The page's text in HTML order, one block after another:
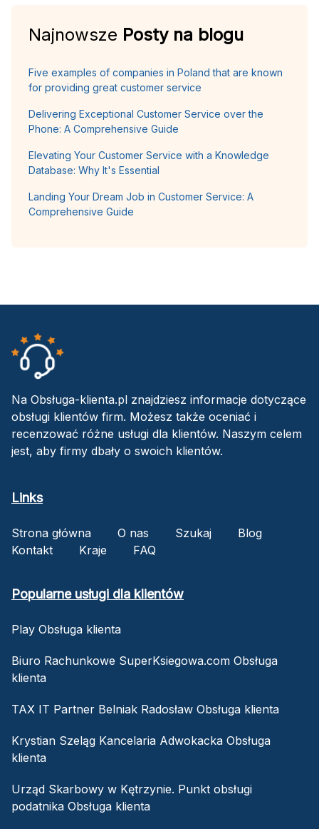
Najnowsze Posty na blogu
Five examples of companies in Poland that are known
for providing great customer service
Delivering Exceptional Customer Service over the
Phone: A Comprehensive Guide
Elevating Your Customer Service with a Knowledge
Database: Why It's Essential
Landing Your Dream Job in Customer Service: A
Comprehensive Guide
Na Obsługa-klienta.pl znajdziesz informacje dotyczące
obsługi klientów firm. Możesz także oceniać i
recenzować różne usługi dla klientów. Naszym celem
jest, aby firmy dbały o swoich klientów.
Links
Strona główna O nas Szukaj
Blog
Kontakt
Kraje FAQ
Popularne usługi dla klientów
Play Obsługa klienta
Biuro Rachunkowe SuperKsiegowa.com Obsługa
klienta
TAX IT Partner Belniak Radosław Obsługa klienta
Krystian Szeląg Kancelaria Adwokacka Obsługa
klienta
Urząd Skarbowy w Kętrzynie. Punkt obsługi
podatnika Obsługa klienta